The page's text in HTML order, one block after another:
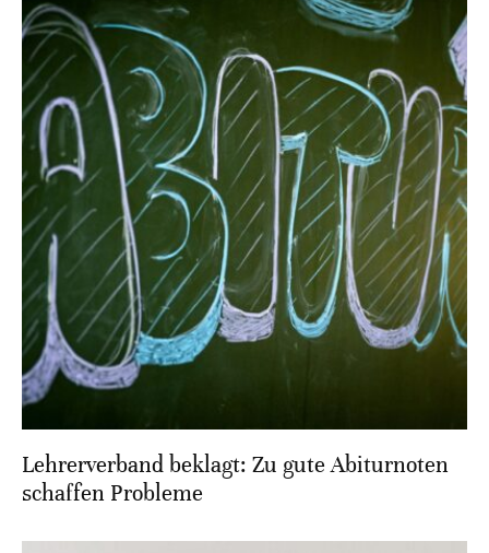
Lehrerverband beklagt: Zu gute Abiturnoten
schaffen Probleme